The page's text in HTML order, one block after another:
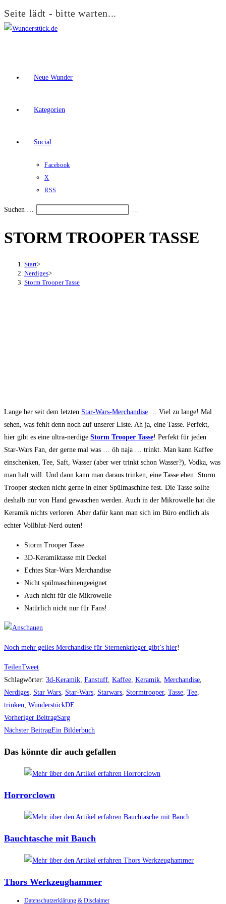
Seite lädt - bitte warten...
Zum
Neue Wunder
Kategorien
Social
Facebook
X
RSS
Suchen …
den
STORM TROOPER TASSE
Start>
Nerdiges>
Storm Trooper Tasse
Lange her seit dem letzten Star-Wars-Merchandise … Viel zu lange! Mal
sehen, was fehlt denn noch auf unserer Liste. Ah ja, eine Tasse. Perfekt,
hier gibt es eine ultra-nerdige Storm Trooper Tasse! Perfekt für jeden
Star-Wars Fan, der gerne mal was … öh naja … trinkt. Man kann Kaffee
einschenken, Tee, Saft, Wasser (aber wer trinkt schon Wasser?), Vodka, was
man halt will. Und dann kann man daraus trinken, eine Tasse eben. Storm
Trooper stecken nicht gerne in einer Spülmaschine fest. Die Tasse sollte
deshalb nur von Hand gewaschen werden. Auch in der Mikrowelle hat die
Keramik nichts verloren. Aber dafür kann man sich im Büro endlich als
echter Vollblut-Nerd outen!
Storm Trooper Tasse
3D-Keramiktasse mit Deckel
Echtes Star-Wars Merchandise
Nicht spülmaschinengeeignet
Auch nicht für die Mikrowelle
Natürlich nicht nur für Fans!
Noch mehr geiles Merchandise für Sternenkrieger gibt’s hier!
TeilenTweet
Schlagwörter: 3d-Keramik, Fanstuff, Kaffee, Keramik, Merchandise,
Nerdiges, Star Wars, Star-Wars, Starwars, Stormtrooper, Tasse, Tee,
trinken, WunderstückDE
Weitere
Artikel
ansehen
Vorheriger BeitragSarg
Nächster BeitragEin Bilderbuch
Das könnte dir auch gefallen
Horrorclown
Bauchtasche mit Bauch
Thors Werkzeughammer
Datenschutzerklärung & Disclaimer